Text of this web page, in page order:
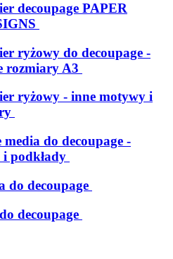
decoupage PAPER
ryżowy do decoupage -
rozmiary A3
ryżowy - inne motywy i
media do decoupage -
podkłady
do decoupage
decoupage